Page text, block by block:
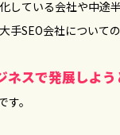
している会社や中途
手SEO会社について
ネスで発展しよ
す。